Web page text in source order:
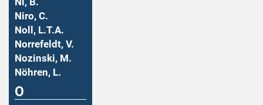
Niro, C.
Noll, L.T.A.
Norrefeldt, V.
Nozinski, M.
Nöhren, L.
O